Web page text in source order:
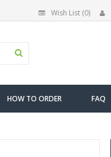
Wish List (0)
HOW TO ORDER FAQ